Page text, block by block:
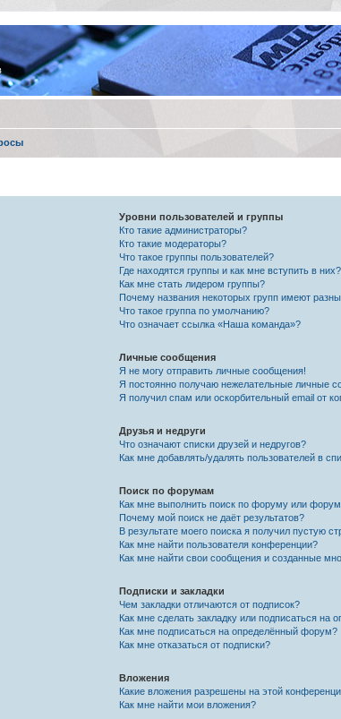
Уровни пользователей и группы
Кто такие администраторы?
Кто такие модераторы?
Что такое группы пользователей?
Где находятся группы и как мне вступить в них?
Как мне стать лидером группы?
Почему названия некоторых групп имеют
Что такое группа по умолчанию?
Что означает ссылка «Наша команда»?
Личные сообщения
Я не могу отправить личные сообщения!
Я постоянно получаю нежелательные личные
Я получил спам или оскорбительный email от
Друзья и недруги
Что означают списки друзей и недругов?
Как мне добавлять/удалять пользователей в
Поиск по форумам
Как мне выполнить поиск по форуму или
Почему мой поиск не даёт результатов?
В результате моего поиска я получил пустую
Как мне найти пользователя конференции?
Как мне найти свои сообщения и созданные
Подписки и закладки
Чем закладки отличаются от подписок?
Как мне сделать закладку или подписаться на
Как мне подписаться на определённый форум?
Как мне отказаться от подписки?
Вложения
Какие вложения разрешены на этой
Как мне найти мои вложения?